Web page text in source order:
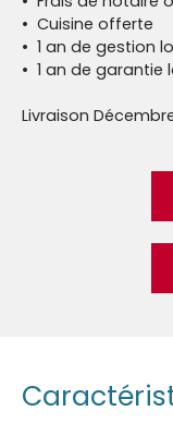
Cuisine offerte
1 an de gestion
1 an de garantie
Livraison